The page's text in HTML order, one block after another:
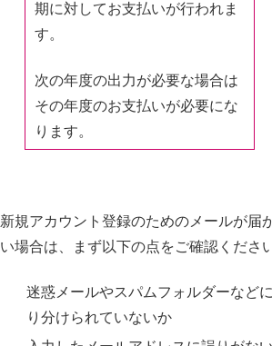
期に対してお支払いが行われま
す。
次の年度の出力が必要な場合は
その年度のお支払いが必要にな
ります。
新規アカウント登録のためのメールが届
い場合は、まず以下の点をご確認くださ
迷惑メールやスパムフォルダーなど
り分けられていないか